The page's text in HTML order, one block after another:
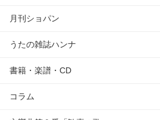
月刊ショパン
うたの雑誌ハンナ
書籍・楽譜・CD
コラム